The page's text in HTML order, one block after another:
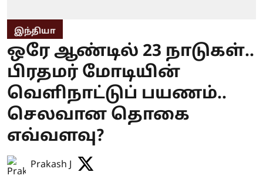
இந்தியா
ஒரே ஆண்டில் 23 நாடுகள்..
பிரதமர் மோடியின்
வெளிநாட்டுப் பயணம்..
செலவான தொகை
எவ்வளவு?
Prakash J